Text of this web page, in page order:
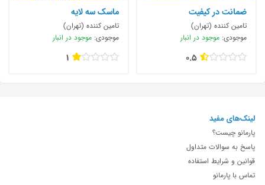
ضمانت در کیفیت
تامین کننده (تهران)
موجودی: موجود در انبار
0.5
ماسک سه لایه
تامین کننده (تهران)
موجودی: موجود در انبار
1
لینک‌های مفید
پارمانو چیست؟
پاسخ به سوالات متداول
قوانین و شرایط استفاده
تماس با پارمانو